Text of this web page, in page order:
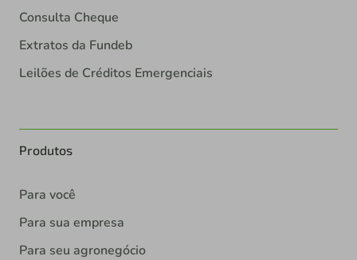
Consulta Cheque
Extratos da Fundeb
Leilões de Créditos Emergenciais
Produtos
Para você
Para sua empresa
Para seu agronegócio